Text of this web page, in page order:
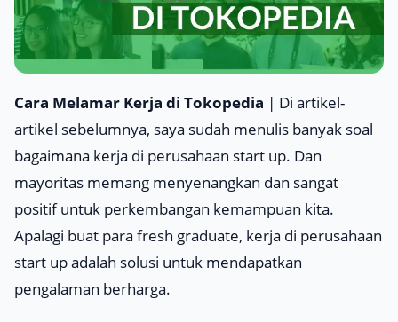
Cara Melamar Kerja di Tokopedia | Di artikel-
artikel sebelumnya, saya sudah menulis banyak soal
bagaimana kerja di perusahaan start up. Dan
mayoritas memang menyenangkan dan sangat
positif untuk perkembangan kemampuan kita.
Apalagi buat para fresh graduate, kerja di perusahaan
start upadalah solusi untuk mendapatkan
pengalaman berharga.